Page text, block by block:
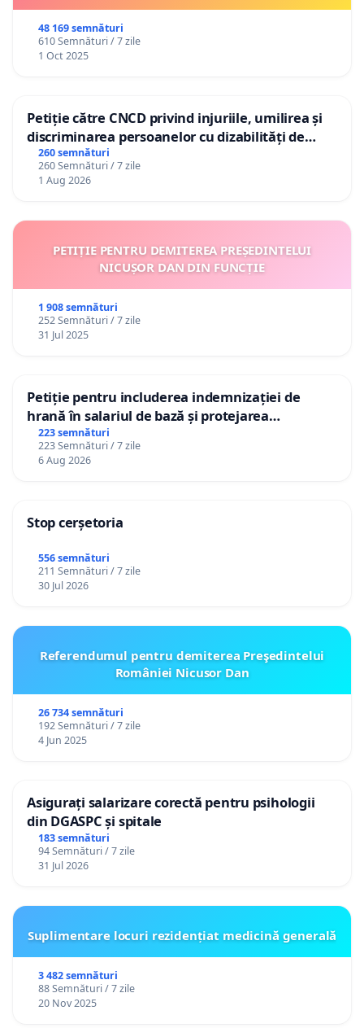
48 169 semnături
610 Semnături / 7 zile
1 Oct 2025
Petiție către CNCD privind injuriile, umilirea și
discriminarea persoanelor cu dizabilități de
către utilizatorul TikTok „Gorici”
260 semnături
260 Semnături / 7 zile
1 Aug 2026
PETIȚIE PENTRU DEMITEREA PREȘEDINTELUI
NICUȘOR DAN DIN FUNCȚIE
1 908 semnături
252 Semnături / 7 zile
31 Jul 2025
Petiție pentru includerea indemnizației de
hrană în salariul de bază și protejarea
gradațiilor de vechime pentru asistenții
personali
223 semnături
223 Semnături / 7 zile
6 Aug 2026
Stop cerșetoria
556 semnături
211 Semnături / 7 zile
30 Jul 2026
Referendumul pentru demiterea Preşedintelui
României Nicusor Dan
26 734 semnături
192 Semnături / 7 zile
4 Jun 2025
Asigurați salarizare corectă pentru psihologii
din DGASPC și spitale
183 semnături
94 Semnături / 7 zile
31 Jul 2026
Suplimentare locuri rezidențiat medicină generală
3 482 semnături
88 Semnături / 7 zile
20 Nov 2025